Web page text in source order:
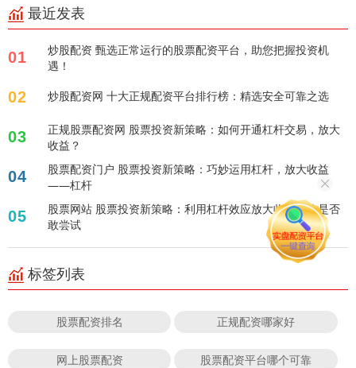
最近发表
01
炒股配资 甄选正常运行的股票配资平台，助您把握投资机
遇！
02 炒股配资网 十大正规配资平台排行榜：精选安全可靠之选
03
正规股票配资网 股票投资新策略：如何开通杠杆交易，放大
收益？
04
股票配资门户 股票投资新策略：巧妙运用杠杆，放大收益
——杠杆
05
股票网站 股票投资新策略：利用杠杆效应放大收益，你是否
敢尝试
标签列表
股票配资排名 正规配资哪家好
网上股票配资 股票配资平台哪个可靠